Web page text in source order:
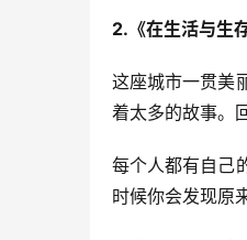
2.《在生活与生
这座城市一贯美
着太多的故事。
每个人都有自己
时候你会发现原